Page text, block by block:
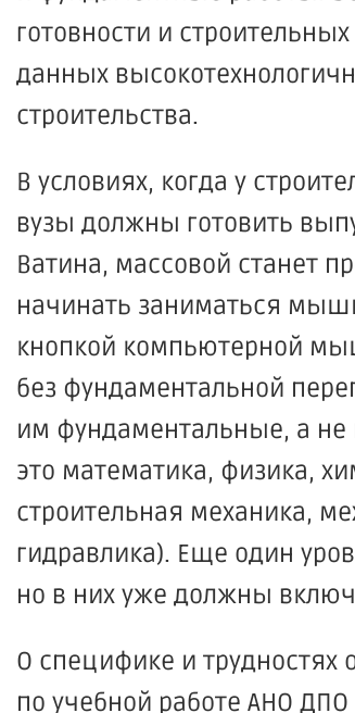
готовности и
данных
строительства.
В условиях, когда у
вузы должны готовить
Ватина, массовой станет
начинать заниматься
кнопкой компьютерной
без фундаментальной
им фундаментальные, а не
это математика, физика,
строительная механика,
гидравлика). Еще один
но в них уже должны
О специфике и трудностях
по учебной работе АНО ДПО